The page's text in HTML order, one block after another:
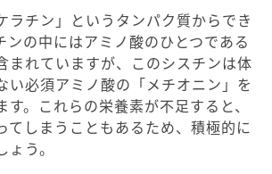
ラチン」というタンパク質からでき
ンの中にはアミノ酸のひとつである
まれていますが、このシスチンは体
い必須アミノ酸の「メチオニン」を
。これらの栄養素が不足すると、
てしまうこともあるため、積極的に
う。